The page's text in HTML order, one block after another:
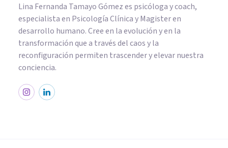
Lina Fernanda Tamayo Gómez es psicóloga y coach,
especialista en Psicología Clínica y Magister en
desarrollo humano. Cree en la evolución y en la
transformación que a través del caos y la
reconfiguración permiten trascender y elevar nuestra
conciencia.